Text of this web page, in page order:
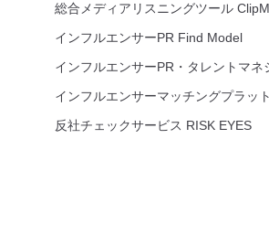
総合メディアリスニングツール
インフルエンサーPR Find Model
インフルエンサーPR・タレントマネ
インフルエンサーマッチングプラッ
反社チェックサービス RISK EYES